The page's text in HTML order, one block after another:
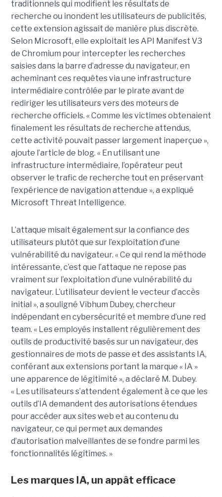
traditionnels qui modifient les résultats de
recherche ou inondent les utilisateurs de publicités,
cette extension agissait de manière plus discrète.
Selon Microsoft, elle exploitait les API Manifest V3
de Chromium pour intercepter les recherches
saisies dans la barre d’adresse du navigateur, en
acheminant ces requêtes via une infrastructure
intermédiaire contrôlée par le pirate avant de
rediriger les utilisateurs vers des moteurs de
recherche officiels. « Comme les victimes obtenaient
finalement les résultats de recherche attendus,
cette activité pouvait passer largement inaperçue »,
ajoute l’article de blog. « En utilisant une
infrastructure intermédiaire, l’opérateur peut
observer le trafic de recherche tout en préservant
l’expérience de navigation attendue », a expliqué
Microsoft Threat Intelligence.
L’attaque misait également sur la confiance des
utilisateurs plutôt que sur l’exploitation d’une
vulnérabilité du navigateur. « Ce qui rend la méthode
intéressante, c’est que l’attaque ne repose pas
vraiment sur l’exploitation d’une vulnérabilité du
navigateur. L’utilisateur devient le vecteur d’accès
initial », a souligné Vibhum Dubey, chercheur
indépendant en cybersécurité et membre d’une red
team. « Les employés installent régulièrement des
outils de productivité basés sur un navigateur, des
gestionnaires de mots de passe et des assistants IA,
conférant aux extensions portant la marque « IA »
une apparence de légitimité », a déclaré M. Dubey.
« Les utilisateurs s’attendent également à ce que les
outils d’IA demandent des autorisations étendues
pour accéder aux sites web et au contenu du
navigateur, ce qui permet aux demandes
d’autorisation malveillantes de se fondre parmi les
fonctionnalités légitimes. »
Les marques IA, un appât efficace